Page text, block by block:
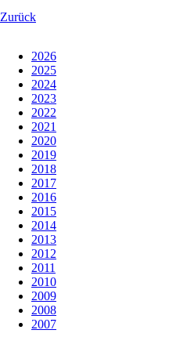
Zurück
2026
2025
2024
2023
2022
2021
2020
2019
2018
2017
2016
2015
2014
2013
2012
2011
2010
2009
2008
2007